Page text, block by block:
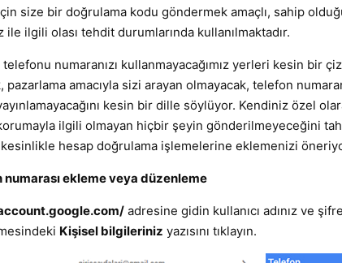
size bir doğrulama kodu göndermek amaçlı, sahip
ilgili olası tehdit durumlarında kullanılmaktadır.
numaranızı kullanmayacağımız yerleri kesin bir
pazarlama amacıyla sizi arayan olmayacak, telefon
kesin bir dille söylüyor. Kendiniz özel
korumayla ilgili olmayan hiçbir şeyin gönderilmeyeceğini
kesinlikle hesap doğrulama işlemelerine eklemenizi
numarası ekleme veya düzenleme
adresine gidin kullanıcı adınız ve
Kişisel bilgileriniz yazısını tıklayın.